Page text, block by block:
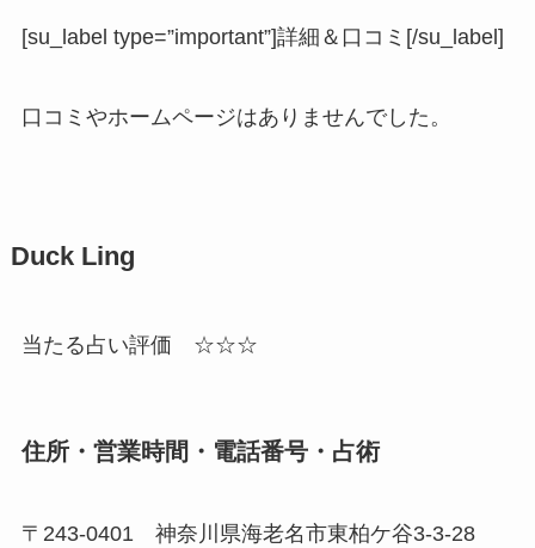
[su_label type=”important”]詳細＆口コミ[/su_label]
口コミやホームページはありませんでした。
Duck Ling
当たる占い評価 ☆☆☆
住所・営業時間・電話番号・占術
〒243-0401 神奈川県海老名市東柏ケ谷3-3-28